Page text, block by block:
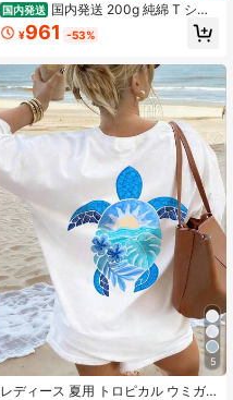
国内発送 国内発送 200g 純綿 T シャ
ツ 2026 夏新作 プリント柄 レディー
ス丸首半袖 カジュアルコーデ カップ
¥961 -53%
5
レディース 夏用 トロピカル ウミガ